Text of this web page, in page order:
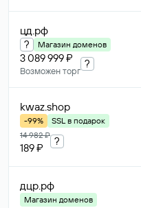
цд.рф
? Магазин доменов
3 089 999 ₽
Возможен торг
?
kwaz.shop
-99%
SSL в подарок
14 982 ₽
189 ₽
?
дцр.рф
Магазин доменов